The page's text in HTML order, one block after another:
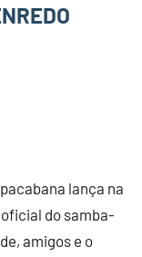
lança na
do samba-
amigos e o